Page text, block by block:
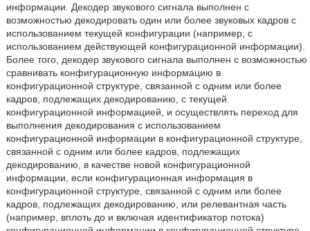
информации. Декодер звукового сигнала выполнен с
возможностью декодировать один или более звуковых кадров с
использованием текущей конфигурации (например, с
использованием действующей конфигурационной информации).
Более того, декодер звукового сигнала выполнен с возможностью
сравнивать конфигурационную информацию в
конфигурационной структуре, связанной с одним или более
кадров, подлежащих декодированию, с текущей
конфигурационной информацией, и осуществлять переход для
выполнения декодирования с использованием
конфигурационной информации в конфигурационной структуре,
связанной с одним или более кадров, подлежащих
декодированию, в качестве новой конфигурационной
информации, если конфигурационная информация в
конфигурационной структуре, связанной с одним или более
кадров, подлежащих декодированию, или релевантная часть
(например, вплоть до и включая идентификатор потока)